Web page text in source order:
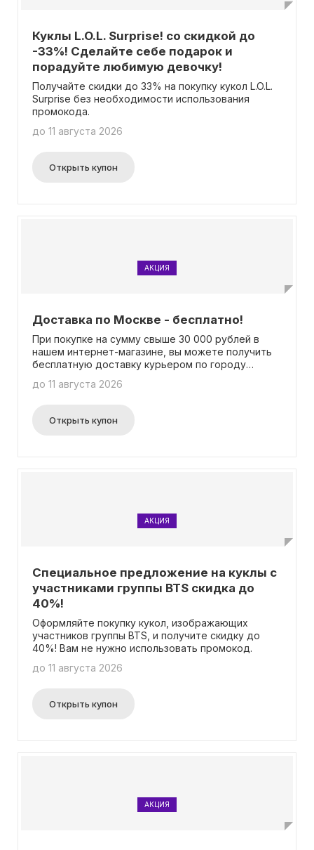
Куклы L.O.L. Surprise! со скидкой до
-33%! Сделайте себе подарок и
порадуйте любимую девочку!
Получайте скидки до 33% на покупку кукол L.O.L.
Surprise без необходимости использования
промокода.
до 11 августа 2026
Открыть купон
АКЦИЯ
Доставка по Москве - бесплатно!
При покупке на сумму свыше 30 000 рублей в
нашем интернет-магазине, вы можете получить
бесплатную доставку курьером по городу
на доставке и получить свои покупки прямо
акции, пожалуйста, посетите соответствующую
страницу нашего сайта. И самое лучшее -
до 11 августа 2026
Открыть купон
АКЦИЯ
Специальное предложение на куклы с
участниками группы BTS скидка до
40%!
Оформляйте покупку кукол, изображающих
участников группы BTS, и получите скидку до
40%! Вам не нужно использовать промокод.
до 11 августа 2026
Открыть купон
АКЦИЯ